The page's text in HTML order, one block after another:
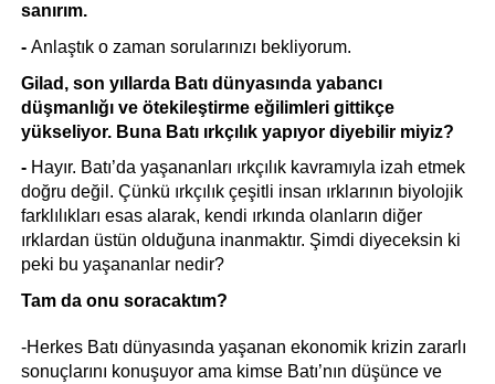
sanırım.
- Anlaştık o zaman sorularınızı bekliyorum.
Gilad, son yıllarda Batı dünyasında yabancı
düşmanlığı ve ötekileştirme eğilimleri gittikçe
yükseliyor. Buna Batı ırkçılık yapıyor diyebilir miyiz?
- Hayır. Batı’da yaşananları ırkçılık kavramıyla izah etmek
doğru değil. Çünkü ırkçılık çeşitli insan ırklarının biyolojik
farklılıkları esas alarak, kendi ırkında olanların diğer
ırklardan üstün olduğuna inanmaktır. Şimdi diyeceksin ki
peki bu yaşananlar nedir?
Tam da onu soracaktım?
-Herkes Batı dünyasında yaşanan ekonomik krizin zararlı
sonuçlarını konuşuyor ama kimse Batı’nın düşünce ve